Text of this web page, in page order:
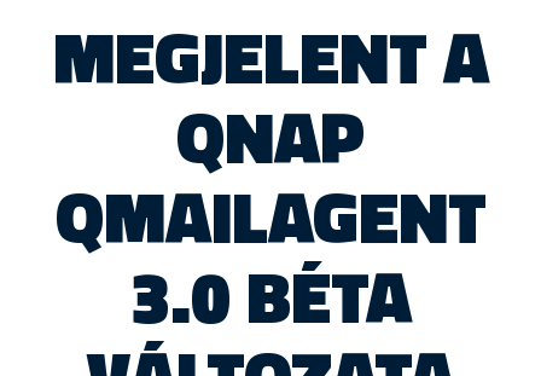
MEGJELENT A
QNAP
QMAILAGENT
3.0 BÉTA